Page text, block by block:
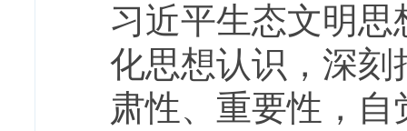
习近平生态文明
化思想认识， 深刻
肃性、重要性，